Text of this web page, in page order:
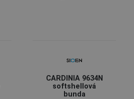
CARDINIA 9634N
softshellová
bunda